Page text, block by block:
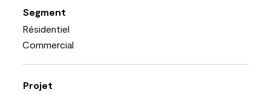
Segment
Résidentiel
Commercial
Projet